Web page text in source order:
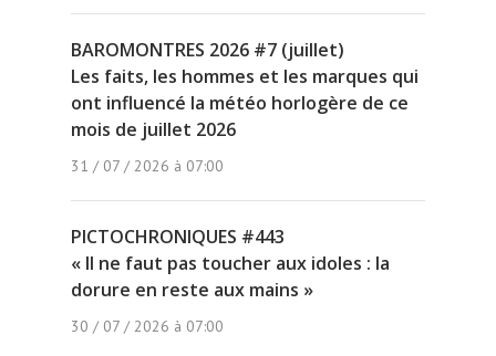
BAROMONTRES 2026 #7 (juillet)
Les faits, les hommes et les marques qui
ont influencé la météo horlogère de ce
mois de juillet 2026
31 / 07 / 2026 à 07:00
PICTOCHRONIQUES #443
« Il ne faut pas toucher aux idoles : la
dorure en reste aux mains »
30 / 07 / 2026 à 07:00